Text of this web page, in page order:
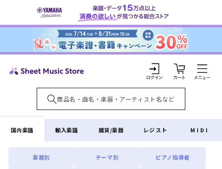
ンツに
ロ
グ
イ
ン
カ
ー
ト
国内楽譜
楽器別 テーマ別 ピアノ指導者
輸入楽譜 雑貨/楽器 レジスト MIDI